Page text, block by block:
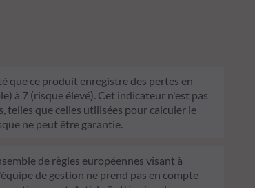
que ce produit enregistre des pertes en
à 7 (risque élevé). Cet indicateur n'est pas
telles que celles utilisées pour calculer le
ne peut être garantie.
de règles européennes visant à
de gestion ne prend pas en compte